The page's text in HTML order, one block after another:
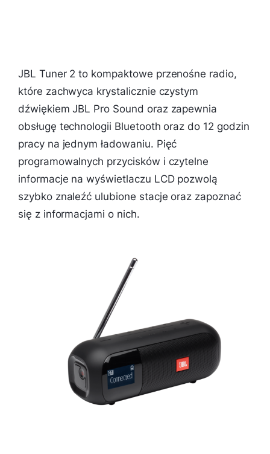
JBL Tuner 2 to kompaktowe przenośne radio,
które zachwyca krystalicznie czystym
dźwiękiem JBL Pro Sound oraz zapewnia
obsługę technologii Bluetooth oraz do 12 godzin
pracy na jednym ładowaniu. Pięć
programowalnych przycisków i czytelne
informacje na wyświetlaczu LCD pozwolą
szybko znaleźć ulubione stacje oraz zapoznać
się z informacjami o nich.